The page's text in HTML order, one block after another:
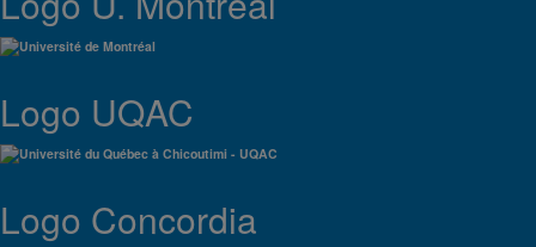
Logo UQAC
Logo Concordia